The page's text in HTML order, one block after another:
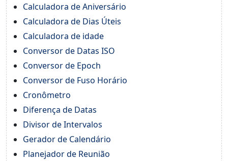
Calculadora de Aniversário
Calculadora de Dias Úteis
Calculadora de idade
Conversor de Datas ISO
Conversor de Epoch
Conversor de Fuso Horário
Cronômetro
Diferença de Datas
Divisor de Intervalos
Gerador de Calendário
Planejador de Reunião